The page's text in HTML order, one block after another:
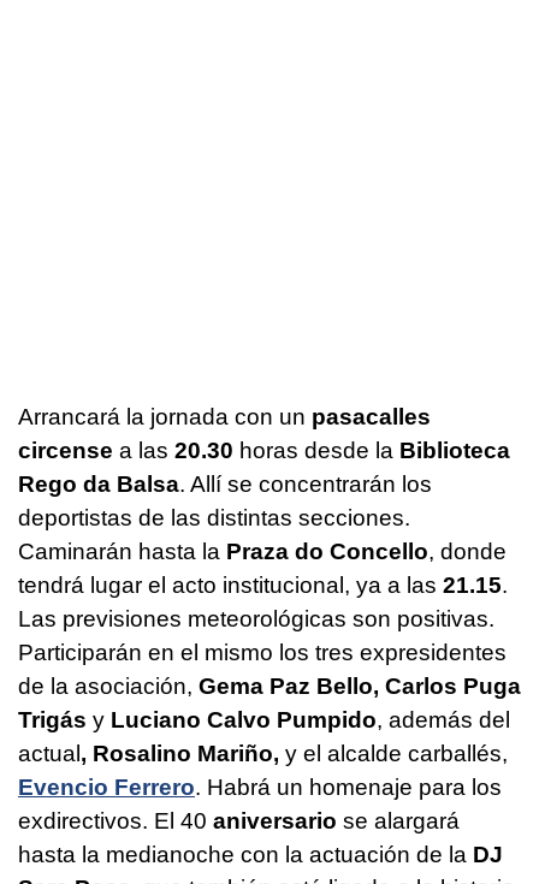
Arrancará la jornada con un pasacalles
circense a las 20.30 horas desde la Biblioteca
Rego da Balsa. Allí se concentrarán los
deportistas de las distintas secciones.
Caminarán hasta la Praza do Concello, donde
tendrá lugar el acto institucional, ya a las 21.15.
Las previsiones meteorológicas son positivas.
Participarán en el mismo los tres expresidentes
de la asociación, Gema Paz Bello, Carlos Puga
Trigás y Luciano Calvo Pumpido, además del
actual, Rosalino Mariño, y el alcalde carballés,
Evencio Ferrero. Habrá un homenaje para los
exdirectivos. El 40 aniversario se alargará
hasta la medianoche con la actuación de la DJ